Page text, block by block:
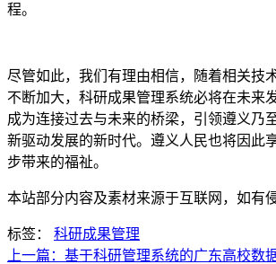
程。
尽管如此，我们有理由相信，随着相关技
不断加大，科研成果管理系统必将在未来
成为连接过去与未来的桥梁，引领遵义乃
新驱动发展的新时代。遵义人民也将因此
步带来的福祉。
本站部分内容及素材来源于互联网，如有
标签： 科研成果管理
上一篇：基于科研管理系统的广东高校数